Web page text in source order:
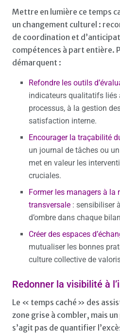
Mettre en lumière ce temps
un changement culturel :
de coordination et
compétences à part entière.
démarquent :
Refondre les outils
indicateurs qualitatifs liés
processus, à la gestion
satisfaction interne.
Encourager la traçabilité
un journal de tâches ou
met en valeur les
cruciales.
Former les managers à la
transversale : sensibiliser
d’ombre dans chaque
Créer des espaces
mutualiser les bonnes
culture collective de
Redonner la visibilité à
Le « temps caché » des
zone grise à combler, mais
s’agit pas de quantifier